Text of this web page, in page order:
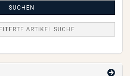
SUCHEN
ARTIKEL SUCHE